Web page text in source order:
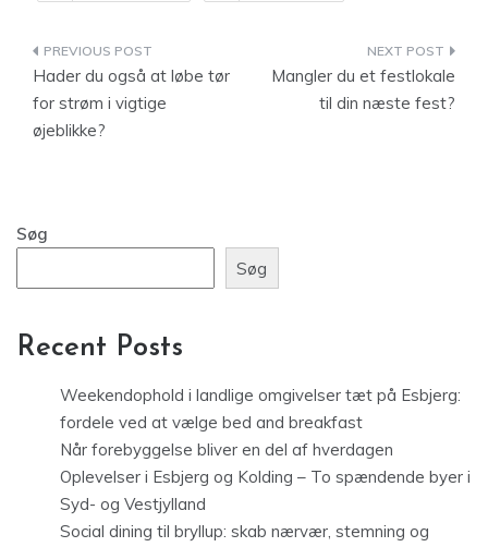
Indlægsnavigation
Hader du også at løbe tør
for strøm i vigtige
øjeblikke?
Mangler du et festlokale
til din næste fest?
Søg
Søg
Recent Posts
Weekendophold i landlige omgivelser tæt på Esbjerg:
fordele ved at vælge bed and breakfast
Når forebyggelse bliver en del af hverdagen
Oplevelser i Esbjerg og Kolding – To spændende byer i
Syd- og Vestjylland
Social dining til bryllup: skab nærvær, stemning og